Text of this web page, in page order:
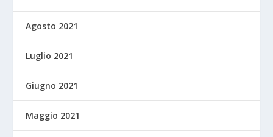
Agosto 2021
Luglio 2021
Giugno 2021
Maggio 2021